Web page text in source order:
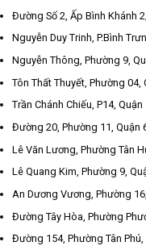
Đường Số 2, Ấp Bình Khánh
Nguyễn Duy Trinh, P.Bình
Nguyễn Thông, Phường 9,
Tôn Thất Thuyết, Phường 04,
Trần Chánh Chiếu, P14, Quận
Đường 20, Phường 11, Quận
Lê Văn Lương, Phường Tân
Lê Quang Kim, Phường 9,
An Dương Vương, Phường
Đường Tây Hòa, Phường
Đường 154, Phường Tân Phú,